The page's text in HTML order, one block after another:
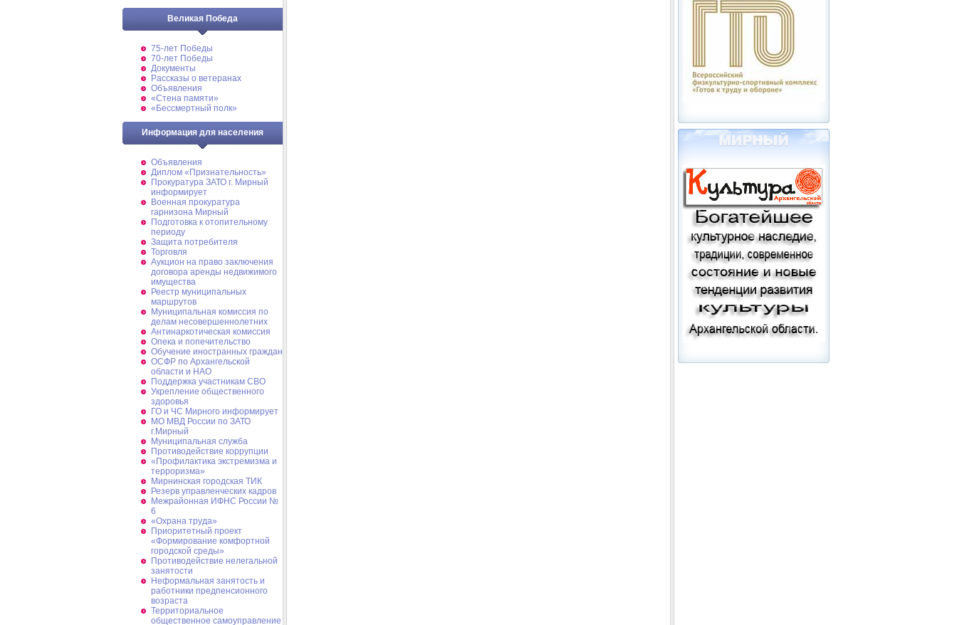
Великая Победа
75-лет Победы
70-лет Победы
Документы
Рассказы о ветеранах
Объявления
«Стена памяти»
«Бессмертный полк»
Информация для населения
Объявления
Диплом «Признательность»
Прокуратура ЗАТО г. Мирный
информирует
Военная прокуратура
гарнизона Мирный
Подготовка к отопительному
периоду
Защита потребителя
Торговля
Аукцион на право заключения
договора аренды недвижимого
имущества
Реестр муниципальных
маршрутов
Муниципальная комиссия по
делам несовершеннолетних
Антинаркотическая комиссия
Опека и попечительство
Обучение иностранных граждан
ОСФР по Архангельской
области и НАО
Поддержка участникам СВО
Укрепление общественного
здоровья
ГО и ЧС Мирного информирует
МО МВД России по ЗАТО
г.Мирный
Муниципальная cлужба
Противодействие коррупции
«Профилактика экстремизма и
терроризма»
Мирнинская городская ТИК
Резерв управленческих кадров
Межрайонная ИФНС России №
6
«Охрана труда»
Приоритетный проект
«Формирование комфортной
городской среды»
Противодействие нелегальной
занятости
Неформальная занятость и
работники предпенсионного
возраста
Территориальное
общественное самоуправление